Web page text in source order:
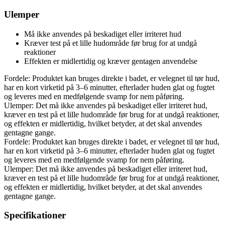
Ulemper
Må ikke anvendes på beskadiget eller irriteret hud
Kræver test på et lille hudområde før brug for at undgå
reaktioner
Effekten er midlertidig og kræver gentagen anvendelse
Fordele: Produktet kan bruges direkte i badet, er velegnet til tør hud,
har en kort virketid på 3–6 minutter, efterlader huden glat og fugtet
og leveres med en medfølgende svamp for nem påføring.
Ulemper: Det må ikke anvendes på beskadiget eller irriteret hud,
kræver en test på et lille hudområde før brug for at undgå reaktioner,
og effekten er midlertidig, hvilket betyder, at det skal anvendes
gentagne gange.
Fordele: Produktet kan bruges direkte i badet, er velegnet til tør hud,
har en kort virketid på 3–6 minutter, efterlader huden glat og fugtet
og leveres med en medfølgende svamp for nem påføring.
Ulemper: Det må ikke anvendes på beskadiget eller irriteret hud,
kræver en test på et lille hudområde før brug for at undgå reaktioner,
og effekten er midlertidig, hvilket betyder, at det skal anvendes
gentagne gange.
Specifikationer